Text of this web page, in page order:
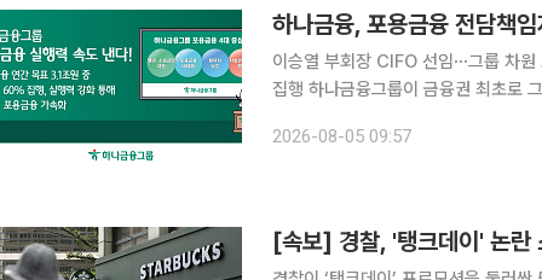
하나금융, 포용금융 전담책
이승열 부회장 CIFO 선임⋯그룹 차
집행 하나금융그룹이 금융권 최초로 그룹 포용금융 최고책임자(CIFO)를 선임하며 포용금융 실행력
인 지원과 채무자 보호 등 하반기 추
2026-08-05 09:57
[속보] 경찰, '탱크데이' 논란